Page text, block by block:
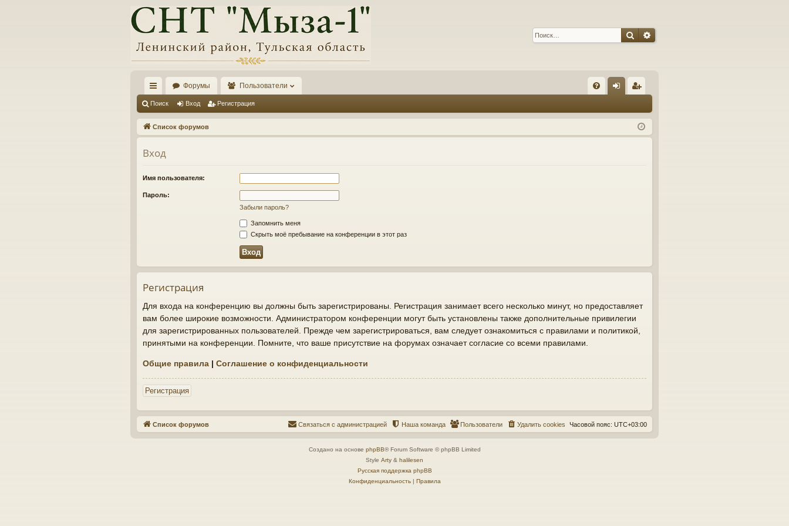
ПоискРасширенный поиск
с
ы
лк
и
Форумы Пользователи
Q д ис
тр
Поиск Вход Регистрация
Список форумов
Вход
Имя пользователя:
Пароль:
Забыли пароль?
Запомнить меня
Скрыть моё пребывание на конференции в этот раз
Регистрация
Для входа на конференцию вы должны быть зарегистрированы. Регистрация занимает всего несколько минут, но предоставляет
вам более широкие возможности. Администратором конференции могут быть установлены также дополнительные привилегии
для зарегистрированных пользователей. Прежде чем зарегистрироваться, вам следует ознакомиться с правилами и политикой,
принятыми на конференции. Помните, что ваше присутствие на форумах означает согласие со всеми правилами.
Общие правила | Соглашение о конфиденциальности
Регистрация
Список форумов Часовой пояс: UTC+03:00
Удалить cookies
Пользователи
Наша команда
Связаться с администрацией
Создано на основе phpBB® Forum Software © phpBB Limited
Style Arty & halilesen
Русская поддержка phpBB
Конфиденциальность| Правила